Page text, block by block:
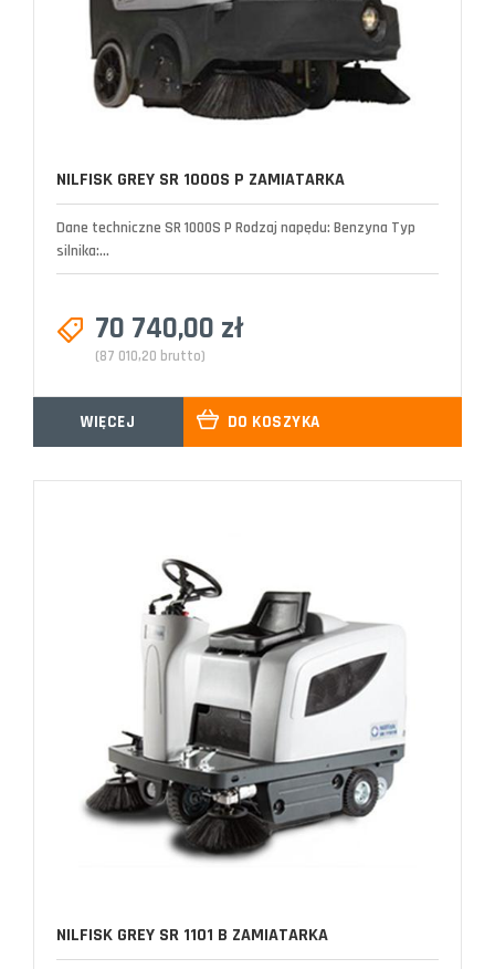
NILFISK GREY SR 1000S P ZAMIATARKA
Dane techniczne SR 1000S P Rodzaj napędu: Benzyna Typ
silnika:...
70 740,00 zł
(87 010,20 brutto)
WIĘCEJ DO KOSZYKA
NILFISK GREY SR 1101 B ZAMIATARKA